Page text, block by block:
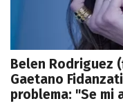
Belen Rodriguez
Gaetano
problema: "Se mi